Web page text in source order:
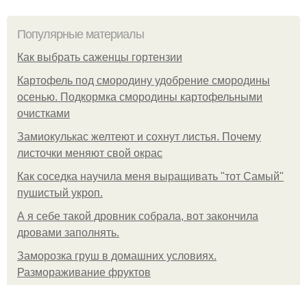
Популярные материалы
Как выбрать саженцы гортензии
Картофель под смородину удобрение смородины
осенью. Подкормка смородины картофельными
очистками
Замиокулькас желтеют и сохнут листья. Почему
листочки меняют свой окрас
Как соседка научила меня выращивать "тот Самый"
пушистый укроп.
А я себе такой дровник собрала, вот закончила
дровами заполнять.
Заморозка груш в домашних условиях.
Размораживание фруктов